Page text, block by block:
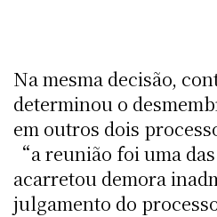
Na mesma decisão,
determinou o
em outros dois
“a reunião foi uma
acarretou demora
julgamento do